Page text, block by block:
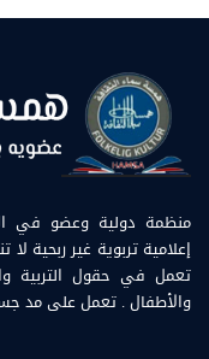
منظمة دولية وعضو في
إعلامية تربوية غير ربحية
تعمل في حقول التربية
والأطفال . تعمل على مد